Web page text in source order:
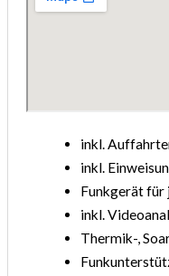
inkl.
inkl.
Funkgerät für
inkl.
Thermik-,